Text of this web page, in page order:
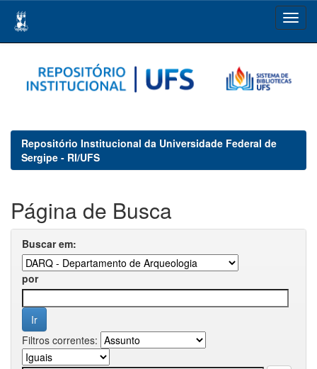
navigation
Repositório Institucional da Universidade Federal de
Sergipe - RI/UFS
Página de Busca
Buscar em:
por
Filtros correntes: